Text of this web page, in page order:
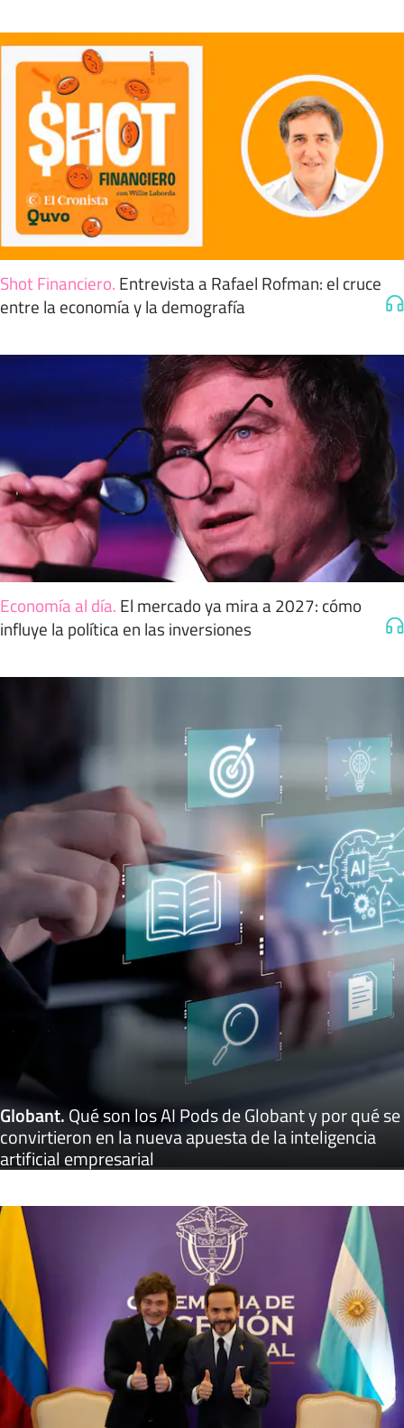
Shot Financiero. Entrevista a Rafael Rofman: el cruce
entre la economía y la demografía
Economía al día. El mercado ya mira a 2027: cómo
influye la política en las inversiones
Globant.Qué son los AI Pods de Globant y por qué se
convirtieron en la nueva apuesta de la inteligencia
artificial empresarial